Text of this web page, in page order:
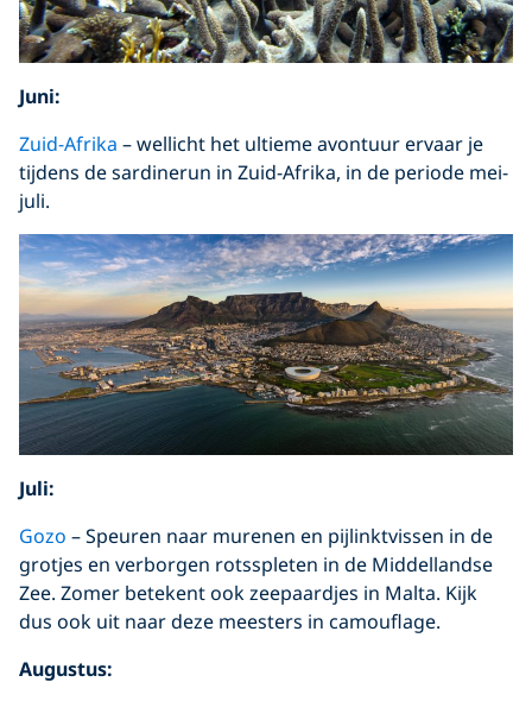
Juni:
Zuid-Afrika – wellicht het ultieme avontuur ervaar je
tijdens de sardinerun in Zuid-Afrika, in de periode mei-
juli.
Juli:
Gozo – Speuren naar murenen en pijlinktvissen in de
grotjes en verborgen rotsspleten in de Middellandse
Zee. Zomer betekent ook zeepaardjes in Malta. Kijk
dus ook uit naar deze meesters in camouflage.
Augustus: